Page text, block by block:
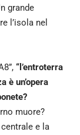
grande
l’isola nel
“l’entroterra
è un’opera
muore?
e la